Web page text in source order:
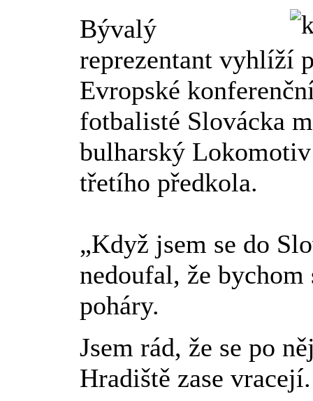
Bývalý
reprezentant vyhlíží
Evropské
fotbalisté Slovácka
bulharský
třetího předkola.
„Když jsem se do
nedoufal, že
poháry.
Jsem rád, že se po
Hradiště zase vracejí.